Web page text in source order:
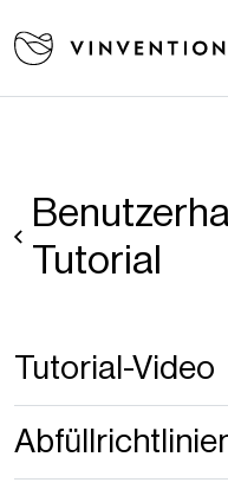
Unsere
Kontakt
Datenbank
FAQ
Tutorial
Tutorial-Video